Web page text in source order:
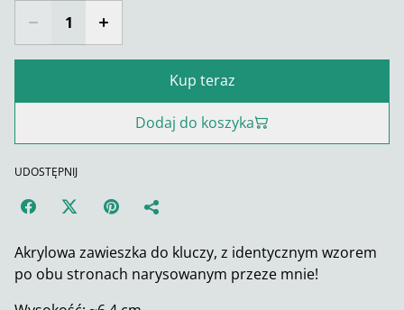
Kup teraz
Dodaj do koszyka
UDOSTĘPNIJ
Akrylowa zawieszka do kluczy, z identycznym wzorem
po obu stronach narysowanym przeze mnie!